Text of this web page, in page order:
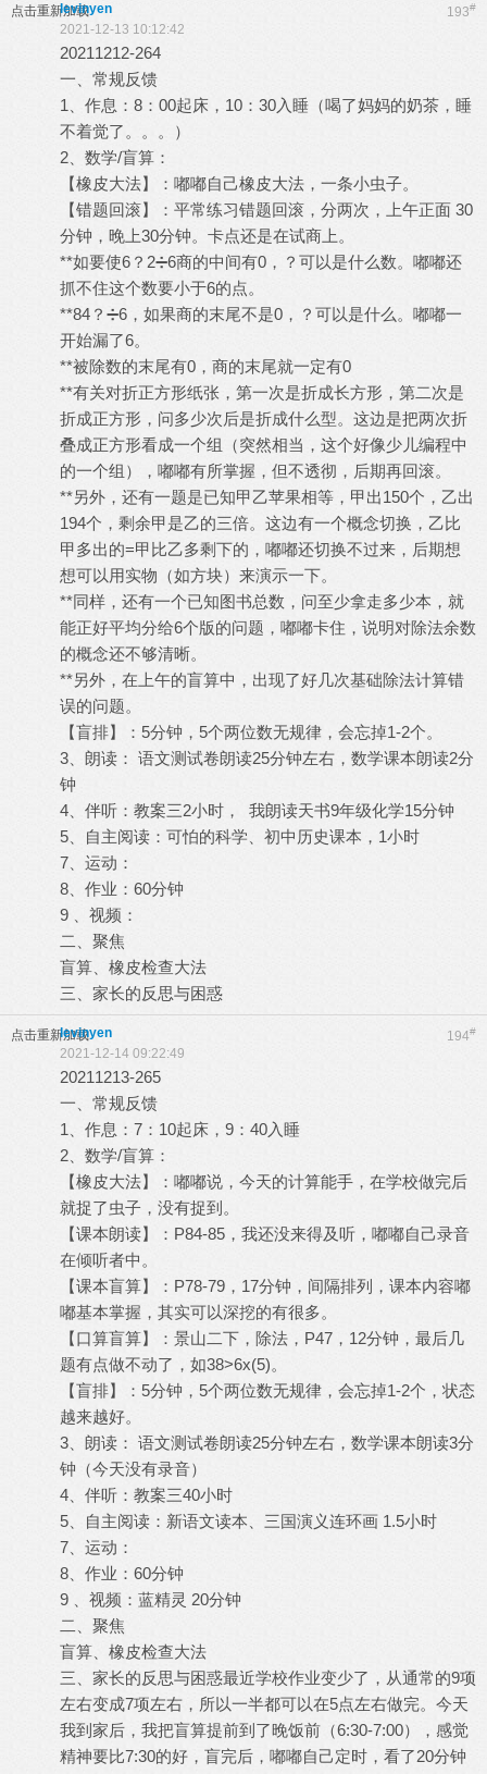
点击重新加载 193#
levinyen
2021-12-13 10:12:42
20211212-264
一、常规反馈
1、作息：8：00起床，10：30入睡（喝了妈妈的奶茶，睡
不着觉了。。。）
2、数学/盲算：
【橡皮大法】：嘟嘟自己橡皮大法，一条小虫子。
【错题回滚】：平常练习错题回滚，分两次，上午正面 30
分钟，晚上30分钟。卡点还是在试商上。
**如要使6？2➗6商的中间有0，？可以是什么数。嘟嘟还
抓不住这个数要小于6的点。
**84？➗6，如果商的末尾不是0，？可以是什么。嘟嘟一
开始漏了6。
**被除数的末尾有0，商的末尾就一定有0
**有关对折正方形纸张，第一次是折成长方形，第二次是
折成正方形，问多少次后是折成什么型。这边是把两次折
叠成正方形看成一个组（突然相当，这个好像少儿编程中
的一个组），嘟嘟有所掌握，但不透彻，后期再回滚。
**另外，还有一题是已知甲乙苹果相等，甲出150个，乙出
194个，剩余甲是乙的三倍。这边有一个概念切换，乙比
甲多出的=甲比乙多剩下的，嘟嘟还切换不过来，后期想
想可以用实物（如方块）来演示一下。
**同样，还有一个已知图书总数，问至少拿走多少本，就
能正好平均分给6个版的问题，嘟嘟卡住，说明对除法余数
的概念还不够清晰。
**另外，在上午的盲算中，出现了好几次基础除法计算错
误的问题。
【盲排】：5分钟，5个两位数无规律，会忘掉1-2个。
3、朗读： 语文测试卷朗读25分钟左右，数学课本朗读2分
钟
4、伴听：教案三2小时， 我朗读天书9年级化学15分钟
5、自主阅读：可怕的科学、初中历史课本，1小时
7、运动：
8、作业：60分钟
9 、视频：
二、聚焦
盲算、橡皮检查大法
三、家长的反思与困惑
点击重新加载 194#
levinyen
2021-12-14 09:22:49
20211213-265
一、常规反馈
1、作息：7：10起床，9：40入睡
2、数学/盲算：
【橡皮大法】：嘟嘟说，今天的计算能手，在学校做完后
就捉了虫子，没有捉到。
【课本朗读】：P84-85，我还没来得及听，嘟嘟自己录音
在倾听者中。
【课本盲算】：P78-79，17分钟，间隔排列，课本内容嘟
嘟基本掌握，其实可以深挖的有很多。
【口算盲算】：景山二下，除法，P47，12分钟，最后几
题有点做不动了，如38>6x(5)。
【盲排】：5分钟，5个两位数无规律，会忘掉1-2个，状态
越来越好。
3、朗读： 语文测试卷朗读25分钟左右，数学课本朗读3分
钟（今天没有录音）
4、伴听：教案三40小时
5、自主阅读：新语文读本、三国演义连环画 1.5小时
7、运动：
8、作业：60分钟
9 、视频：蓝精灵 20分钟
二、聚焦
盲算、橡皮检查大法
三、家长的反思与困惑最近学校作业变少了，从通常的9项
左右变成7项左右，所以一半都可以在5点左右做完。今天
我到家后，我把盲算提前到了晚饭前（6:30-7:00），感觉
精神要比7:30的好，盲完后，嘟嘟自己定时，看了20分钟